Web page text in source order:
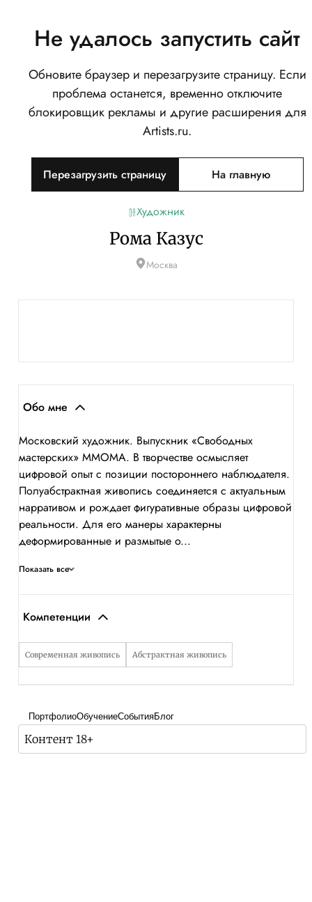
Не удалось запустить сайт
Обновите браузер и перезагрузите страницу. Если
проблема останется, временно отключите
блокировщик рекламы и другие расширения для
Artists.ru.
Перезагрузить страницу На главную
Художник
Рома Казус
Москва
Обо мне
Московский художник. Выпускник «Свободных
мастерских» ММОМА. В творчестве осмысляет
цифровой опыт с позиции постороннего наблюдателя.
Полуабстрактная живопись соединяется с актуальным
нарративом и рождает фигуративные образы цифровой
реальности. Для его манеры характерны
деформированные и размытые о...
Показать все
Компетенции
Современная живопись Абстрактная живопись
ПортфолиоОбучениеСобытияБлог
Контент 18+